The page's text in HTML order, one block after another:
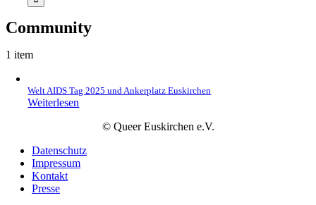
Community
1 item
Welt AIDS Tag 2025 und Ankerplatz Euskirchen
Weiterlesen
© Queer Euskirchen e.V.
Datenschutz
Impressum
Kontakt
Presse